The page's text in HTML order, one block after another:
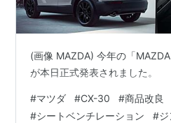
(画像 MAZDA) 今年の「
が本日正式発表されました。
#マツダ #CX-30 #商品改良
#シートベンチレーション #